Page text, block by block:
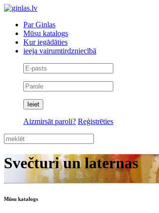
Par Ginlas
Mūsu katalogs
Kur iegādāties
ieeja vairumtirdzniecībā
Aizmirsāt paroli? Reģistrēties
Svečturi un laternas
Mūsu katalogs